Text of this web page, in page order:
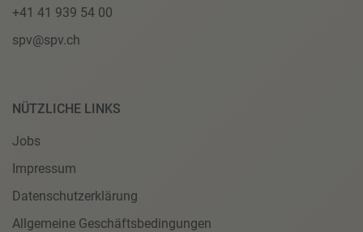
+41 41 939 54 00
spv@spv.ch
NÜTZLICHE LINKS
Jobs
Impressum
Datenschutzerklärung
Allgemeine Geschäftsbedingungen